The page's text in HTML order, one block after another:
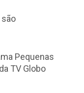
Pequenas
TV Globo